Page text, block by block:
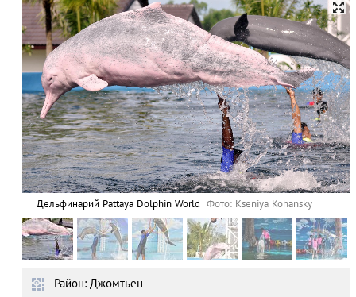
Дельфинарий Pattaya Dolphin World Фото: Kseniya Kohansky
Район: Джомтьен